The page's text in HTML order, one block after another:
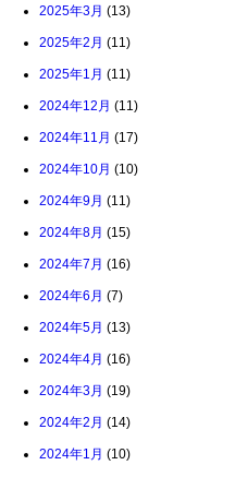
2025年3月 (13)
2025年2月 (11)
2025年1月 (11)
2024年12月 (11)
2024年11月 (17)
2024年10月 (10)
2024年9月 (11)
2024年8月 (15)
2024年7月 (16)
2024年6月 (7)
2024年5月 (13)
2024年4月 (16)
2024年3月 (19)
2024年2月 (14)
2024年1月 (10)